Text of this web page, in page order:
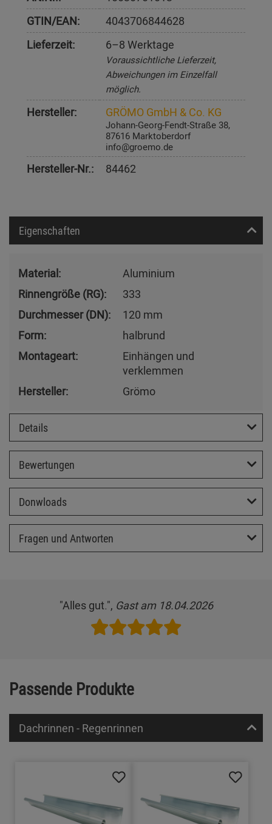
GTIN/EAN:
4043706844628
Lieferzeit:
6–8 Werktage
Voraussichtliche Lieferzeit,
Abweichungen im Einzelfall
möglich.
Hersteller: GRÖMO GmbH & Co. KG
Johann-Georg-Fendt-Straße 38,
87616 Marktoberdorf
info@groemo.de
Hersteller-Nr.: 84462
Eigenschaften
Material:
Aluminium
Rinnengröße (RG):
333
Durchmesser (DN):
120 mm
Form:
halbrund
Montageart:
Einhängen und
verklemmen
Hersteller:
Grömo
Details
Bewertungen
Donwloads
Fragen und Antworten
"Alles gut.", Gast am 18.04.2026
Passende Produkte
Dachrinnen - Regenrinnen